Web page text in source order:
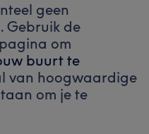
geen
Gebruik de
om
buurt te
van hoogwaardige
om je te